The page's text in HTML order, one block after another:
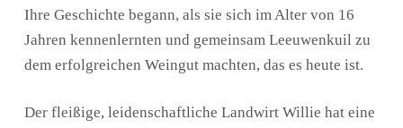
Ihre Geschichte begann, als sie sich im Alter von 16
Jahren kennenlernten und gemeinsam Leeuwenkuil zu
dem erfolgreichen Weingut machten, das es heute ist.
Der fleißige, leidenschaftliche Landwirt Willie hat eine